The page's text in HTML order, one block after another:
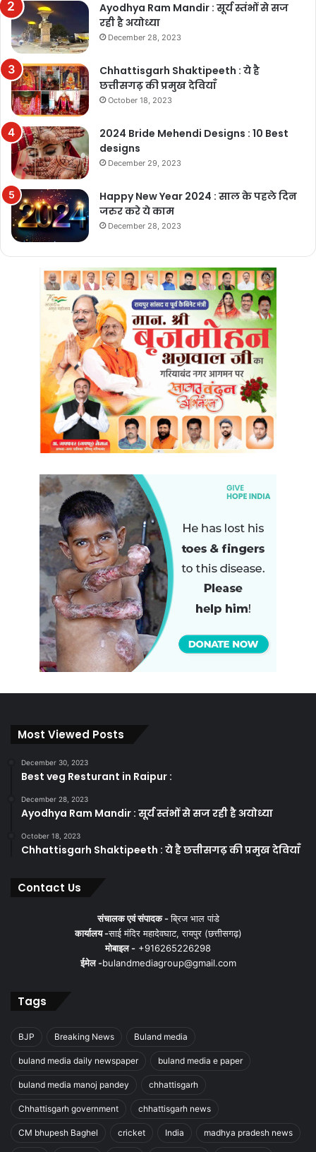
Ayodhya Ram Mandir : सूर्य स्तंभों से सज
रही है अयोध्या
December 28, 2023
Chhattisgarh Shaktipeeth : ये है
छत्तीसगढ़ की प्रमुख देवियाँ
October 18, 2023
2024 Bride Mehendi Designs : 10 Best
designs
December 29, 2023
Happy New Year 2024 : साल के पहले दिन
जरुर करे ये काम
December 28, 2023
Most Viewed Posts
December 30, 2023
Best veg Resturant in Raipur :
December 28, 2023
Ayodhya Ram Mandir : सूर्य स्तंभों से सज रही है अयोध्या
October 18, 2023
Chhattisgarh Shaktipeeth : ये है छत्तीसगढ़ की प्रमुख देवियाँ
Contact Us
संचालक एवं संपादक -ब्रिज भाल पांडे
कार्यालय -साई मंदिर महादेवघाट, रायपुर (छत्तीसगढ़)
मोबाइल - +916265226298
ईमेल -bulandmediagroup@gmail.com
Tags
BJP Breaking News Buland media
buland media daily newspaper buland media e paper
buland media manoj pandey chhattisgarh
Chhattisgarh government chhattisgarh news
CM bhupesh Baghel cricket India madhya pradesh news